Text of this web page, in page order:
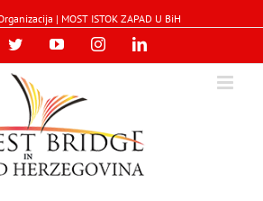
| MOST ISTOK ZAPAD U BiH
TwitterYouTubeInstagramLinkedin